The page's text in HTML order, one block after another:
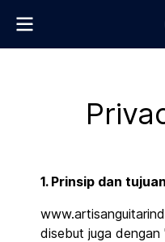
1. Prinsip dan tujuan
disebut juga